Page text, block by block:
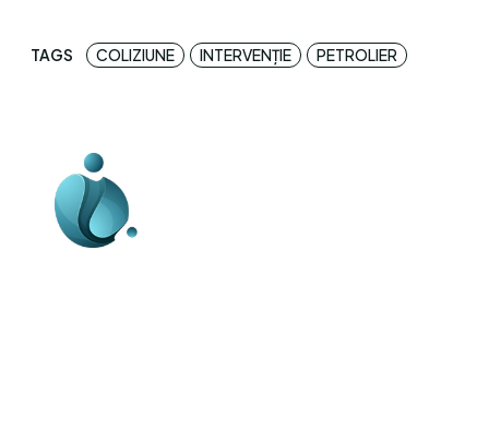
TAGS COLIZIUNE INTERVENȚIE PETROLIER